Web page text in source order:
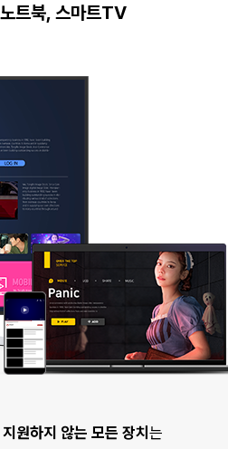
트북, 스마트TV
원하지 않는 모든 장치 는